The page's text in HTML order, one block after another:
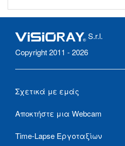
S.r.l.
Copyright 2011 - 2026
Σχετικά με εμάς
Αποκτήστε μια Webcam
Time-Lapse Εργοταξίων